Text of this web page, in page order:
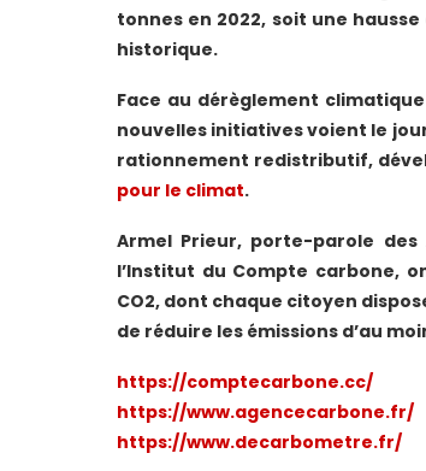
tonnes en 2022, soit une
historique.
Face au dérèglement
nouvelles initiatives voient le
rationnement redistributif,
pour le climat.
Armel Prieur, porte-parole
l’Institut du Compte carbone,
CO2, dont chaque citoyen
de réduire les émissions d’au
https://comptecarbone.cc/
https://www.agencecarbone.fr/
https://www.decarbometre.fr/